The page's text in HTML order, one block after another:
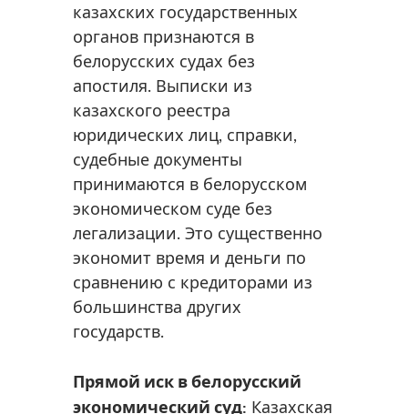
казахских государственных
органов признаются в
белорусских судах без
апостиля. Выписки из
казахского реестра
юридических лиц, справки,
судебные документы
принимаются в белорусском
экономическом суде без
легализации. Это существенно
экономит время и деньги по
сравнению с кредиторами из
большинства других
государств.
Прямой иск в белорусский
экономический суд: Казахская